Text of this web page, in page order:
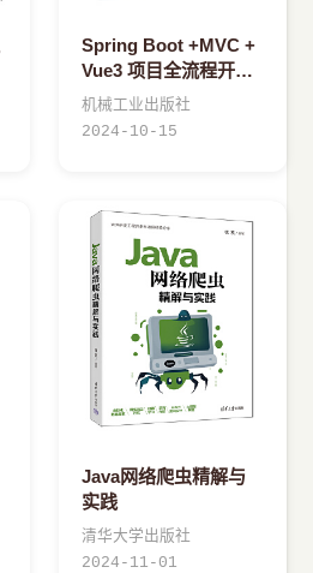
Spring Boot +MVC +
Vue3 项目全流程开发
指南：从需求分析到上
线部署 花树峰
机械工业出版社
2024-10-15
Java网络爬虫精解与
实践
清华大学出版社
2024-11-01